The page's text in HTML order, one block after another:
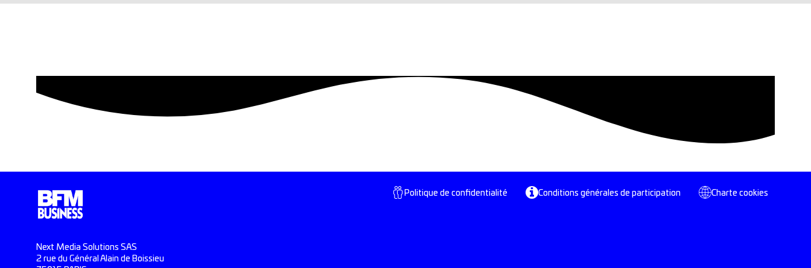
Next Media Solutions SAS
2 rue du Général Alain de Boissieu
Politique de confidentialité Conditions générales de participation Charte cookies